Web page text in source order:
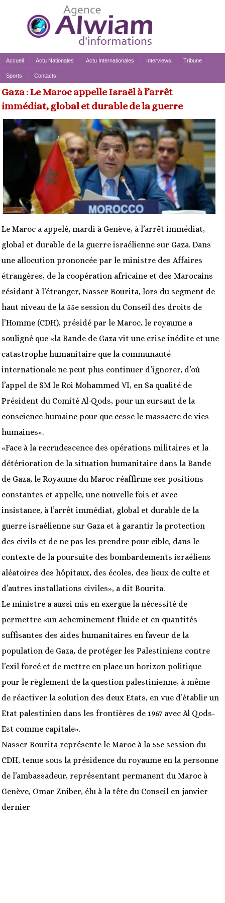
Accueil Actu Nationales Actu Internationales Interviews Tribune
Sports Contacts
Gaza : Le Maroc appelle Israël à l’arrêt
immédiat, global et durable de la guerre
Le Maroc a appelé, mardi à Genève, à l’arrêt immédiat,
global et durable de la guerre israélienne sur Gaza. Dans
une allocution prononcée par le ministre des Affaires
étrangères, de la coopération africaine et des Marocains
résidant à l’étranger, Nasser Bourita, lors du segment de
haut niveau de la 55e session du Conseil des droits de
l’Homme (CDH), présidé par le Maroc, le royaume a
souligné que «la Bande de Gaza vit une crise inédite et une
catastrophe humanitaire que la communauté
internationale ne peut plus continuer d’ignorer, d’où
l’appel de SM le Roi Mohammed VI, en Sa qualité de
Président du Comité Al-Qods, pour un sursaut de la
conscience humaine pour que cesse le massacre de vies
humaines».
«Face à la recrudescence des opérations militaires et la
détérioration de la situation humanitaire dans la Bande
de Gaza, le Royaume du Maroc réaffirme ses positions
constantes et appelle, une nouvelle fois et avec
insistance, à l’arrêt immédiat, global et durable de la
guerre israélienne sur Gaza et à garantir la protection
des civils et de ne pas les prendre pour cible, dans le
contexte de la poursuite des bombardements israéliens
aléatoires des hôpitaux, des écoles, des lieux de culte et
d’autres installations civiles», a dit Bourita.
Le ministre a aussi mis en exergue la nécessité de
permettre «un acheminement fluide et en quantités
suffisantes des aides humanitaires en faveur de la
population de Gaza, de protéger les Palestiniens contre
l’exil forcé et de mettre en place un horizon politique
pour le règlement de la question palestinienne, à même
de réactiver la solution des deux Etats, en vue d’établir un
Etat palestinien dans les frontières de 1967 avec Al Qods-
Est comme capitale».
Nasser Bourita représente le Maroc à la 55e session du
CDH, tenue sous la présidence du royaume en la personne
de l’ambassadeur, représentant permanent du Maroc à
Genève, Omar Zniber, élu à la tête du Conseil en janvier
dernier